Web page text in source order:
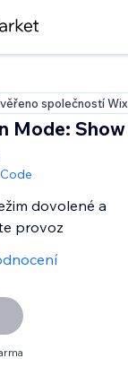
společností Wix
Mode: Show
dovolené a
provoz